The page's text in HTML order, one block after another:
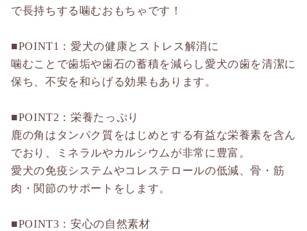
で長持ちする噛むおもちゃです！
■POINT1：愛犬の健康とストレス解消に
噛むことで歯垢や歯石の蓄積を減らし愛犬の歯を清潔に
保ち、不安を和らげる効果もあります。
■POINT2：栄養たっぷり
鹿の角はタンパク質をはじめとする有益な栄養素を含ん
でおり、ミネラルやカルシウムが非常に豊富。
愛犬の免疫システムやコレステロールの低減、骨・筋
肉・関節のサポートをします。
■POINT3：安心の自然素材